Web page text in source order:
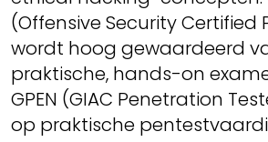
(Offensive Security Certified
wordt hoog gewaardeerd
praktische, hands-on
GPEN (GIAC Penetration
op praktische